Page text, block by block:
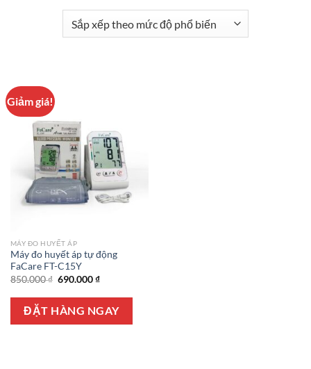
Giảm giá!
MÁY ĐO HUYẾT ÁP
Máy đo huyết áp tự động
FaCare FT-C15Y
850.000₫ Giá
là:
850.000 ₫.
690.000₫Giá
tại
là:
690.000 ₫.
ĐẶT HÀNG NGAY